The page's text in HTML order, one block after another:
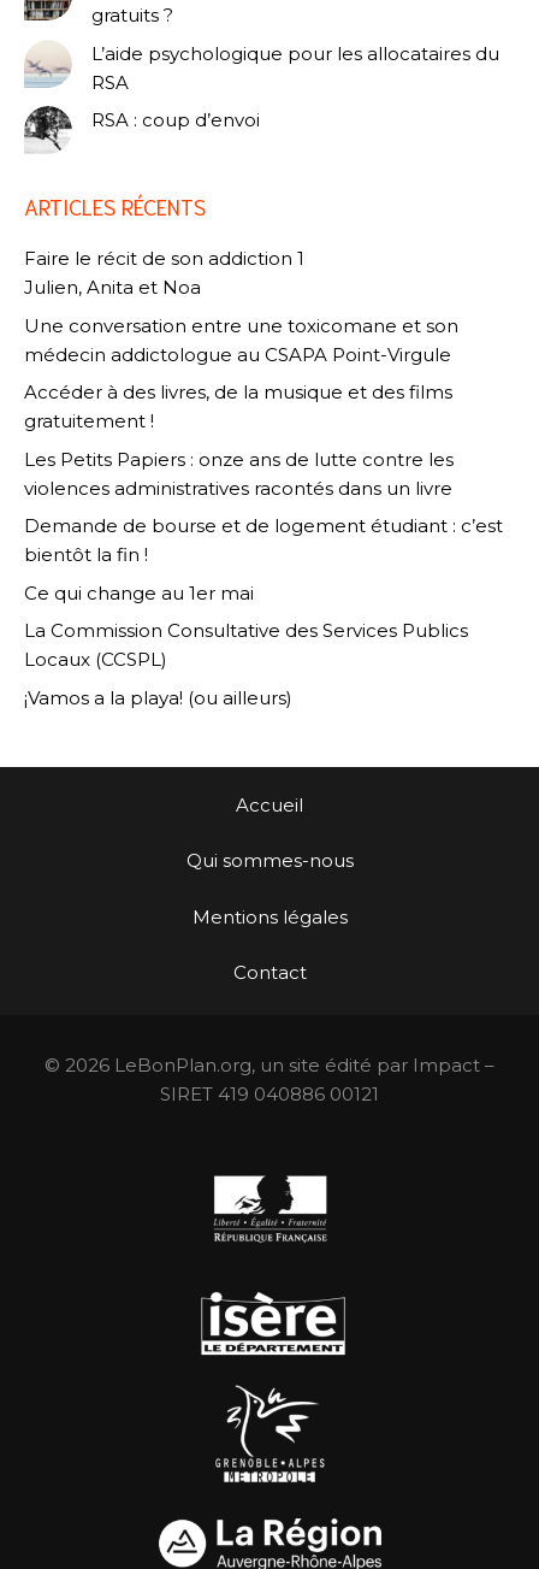
gratuits ?
L’aide psychologique pour les allocataires du
RSA
RSA : coup d’envoi
ARTICLES RÉCENTS
Faire le récit de son addiction 1
Julien, Anita et Noa
Une conversation entre une toxicomane et son
médecin addictologue au CSAPA Point-Virgule
Accéder à des livres, de la musique et des films
gratuitement !
Les Petits Papiers : onze ans de lutte contre les
violences administratives racontés dans un livre
Demande de bourse et de logement étudiant : c’est
bientôt la fin !
Ce qui change au 1er mai
La Commission Consultative des Services Publics
Locaux (CCSPL)
¡Vamos a la playa! (ou ailleurs)
Accueil
Qui sommes-nous
Mentions légales
Contact
© 2026 LeBonPlan.org, un site édité par Impact –
SIRET 419 040886 00121